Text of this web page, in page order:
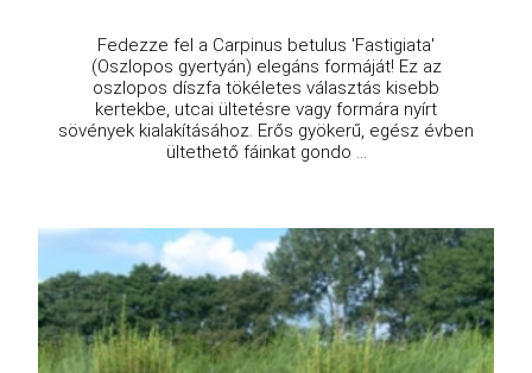
Fedezze fel a Carpinus betulus 'Fastigiata'
(Oszlopos gyertyán) elegáns formáját! Ez az
oszlopos díszfa tökéletes választás kisebb
kertekbe, utcai ültetésre vagy formára nyírt
sövények kialakításához. Erős gyökerű, egész évben
ültethető fáinkat gondo ...